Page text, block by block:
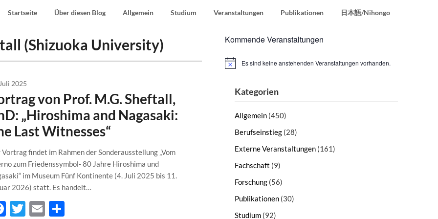
Startseite Über diesen Blog Allgemein Studium Veranstaltungen Publikationen 日本語/Nihongo
(Shizuoka University)
2025
von Prof. M.G. Sheftall,
„Hiroshima and Nagasaki:
Last Witnesses“
findet im Rahmen der Sonderausstellung „Vom
zum Friedenssymbol- 80 Jahre Hiroshima und
im Museum Fünf Kontinente (4. Juli 2025 bis 11.
2026) statt. Es handelt…
Facebook
Twitter
EmailTeilen
Kommende Veranstaltungen
HinweisEs sind keine anstehenden Veranstaltungen vorhanden.
Kategorien
Allgemein(450)
Berufseinstieg(28)
Externe Veranstaltungen(161)
Fachschaft (9)
Forschung(56)
Publikationen(30)
Studium(92)